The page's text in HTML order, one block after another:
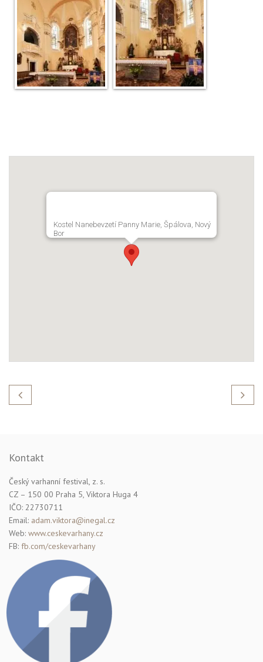
Kostel Nanebevzetí Panny Marie, Špálova, Nový
Bor
Kontakt
Český varhanní festival, z. s.
CZ – 150 00 Praha 5, Viktora Huga 4
IČO: 22730711
Email: adam.viktora@inegal.cz
Web: www.ceskevarhany.cz
FB: fb.com/ceskevarhany